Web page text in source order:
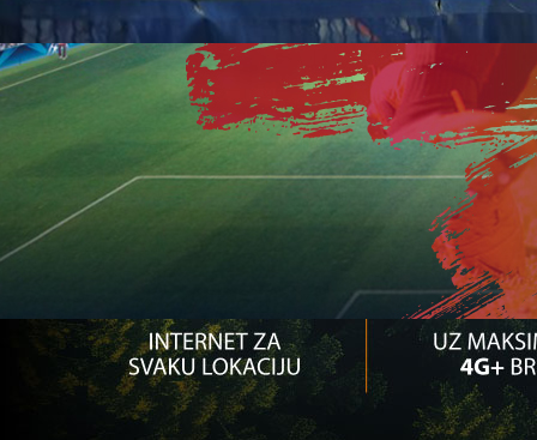
BHFudbal.ba 2
14:06, 22.04.2021